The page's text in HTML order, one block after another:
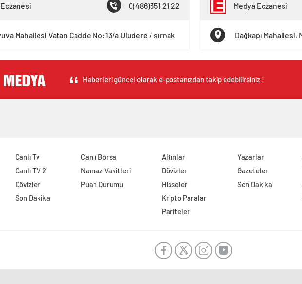
0(486)351 21 22
Mahallesi Vatan Cadde No:13/a Uludere / şırnak
Medya Eczanesi
Dağkapı Mahallesi,
Haberleri güncel olarak e-postanızdan takip edebilirsiniz !
Canlı Tv
Canlı TV 2
Dövizler
Son Dakika
Canlı Borsa
Namaz Vakitleri
Puan Durumu
Altınlar
Dövizler
Hisseler
Kripto Paralar
Pariteler
Yazarlar
Gazeteler
Son Dakika